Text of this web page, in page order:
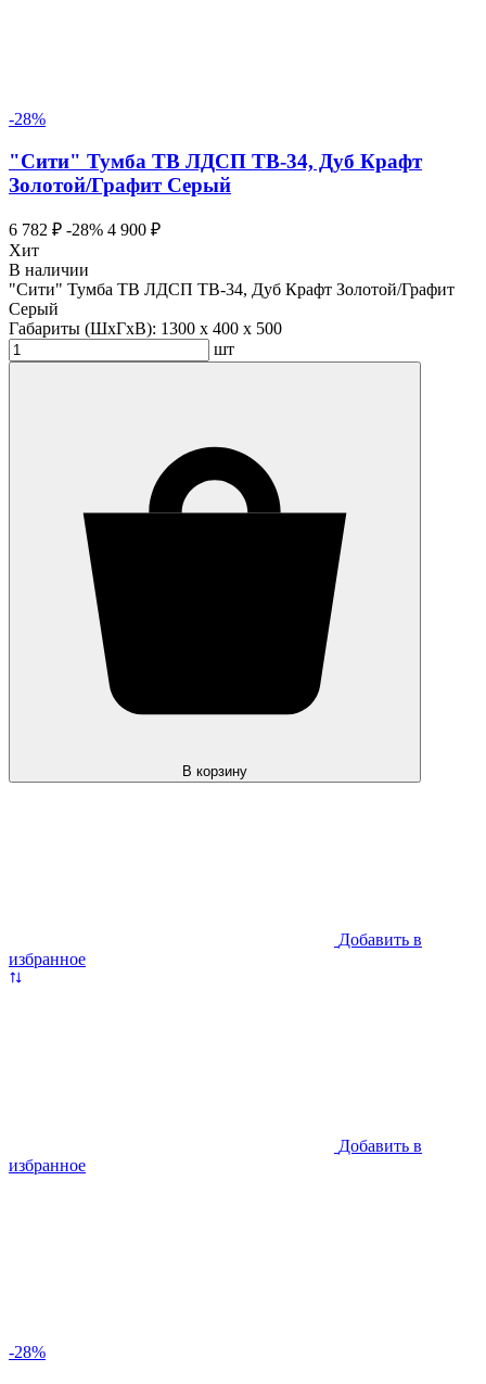
-28%
"Сити" Тумба ТВ ЛДСП ТВ-34, Дуб Крафт
Золотой/Графит Серый
6 782 ₽ -28% 4 900 ₽
Хит
В наличии
"Сити" Тумба ТВ ЛДСП ТВ-34, Дуб Крафт Золотой/Графит
Серый
Габариты (ШхГхВ): 1300 x 400 x 500
шт
В корзину
Добавить в
избранное
Добавить в
избранное
-28%